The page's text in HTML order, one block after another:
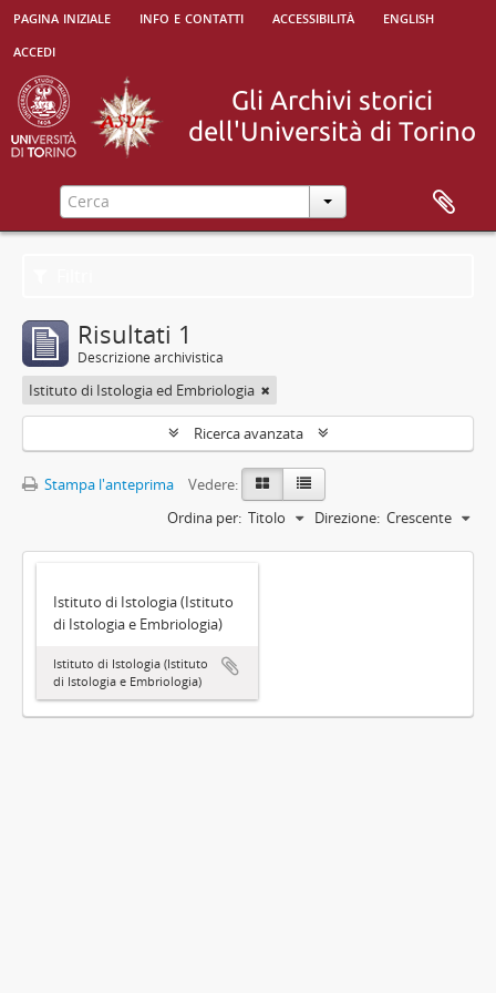
pagina iniziale info e contatti accessibilità
english
accedi
Risultati 1
Descrizione archivistica
Istituto di Istologia ed Embriologia
Ricerca avanzata
Stampa l'anteprima
Vedere:
Ordina per: Titolo Direzione: Crescente
Istituto di Istologia (Istituto
di Istologia e Embriologia)
Istituto di Istologia (Istituto
di Istologia e Embriologia)